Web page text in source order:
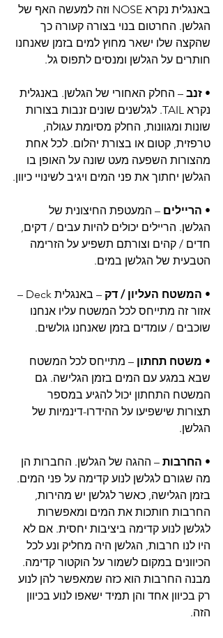
באנגלית נקרא NOSE וזה למעשה האף של
הגלשן. החרטום בנוי בצורה קעורה כך
שהקצה שלו ישאר מחוץ למים בזמן שאנחנו
חותרים על הגלשן ומנסים לתפוס גל.
• זנב – החלק האחורי של הגלשן. באנגלית
נקרא TAIL. לגלשנים שונים זנבות בצורות
שונות ומגוונות, החלק מסיומת עגולה,
טרפזית, קטום או בצורת יהלום. לכל אחת
מהצורות השפעה מעט שונה על האופן בו
הגלשן יחתוך את פני המים ויגיב לשינויי כיוון.
• הריילים – המעטפת החיצונית של
הגלשן. הריילים יכולים להיות עבים / דקים,
חדים / קהים וצורתם תשפיע על הזרימה
הטבעית של הגלשן במים.
• המשטח העליון / דק
– באנגלית Deck –
אזור זה מתייחס לכל המשטח עליו אנחנו
שוכבים / עומדים בזמן שאנחנו גולשים.
• משטח תחתון – מתייחס לכל המשטח
שבא במגע עם המים בזמן הגלישה. גם
המשטח התחתון יכול להגיע במספר
תצורות שישפיעו על ההידרו-דינמיות של
הגלשן.
• החרבות – ההגה של הגלשן. החברות הן
מה שגורם לגלשן לנוע קדימה על פני המים.
בזמן הגלישה, כאשר לגלשן יש מהירות,
החרבות חותכות את המים ומאפשרות
לגלשן לנוע קדימה ביציבות יחסית. אם לא
היו לנו חרבות, הגלשן היה מחליק ונע לכל
הכיוונים במקום לשמור על הוקטור קדימה.
מבנה החרבות הוא כזה שמאפשר להן לנוע
רק בכיוון אחד והן תמיד ישאפו לנוע בכיוון
הזה.